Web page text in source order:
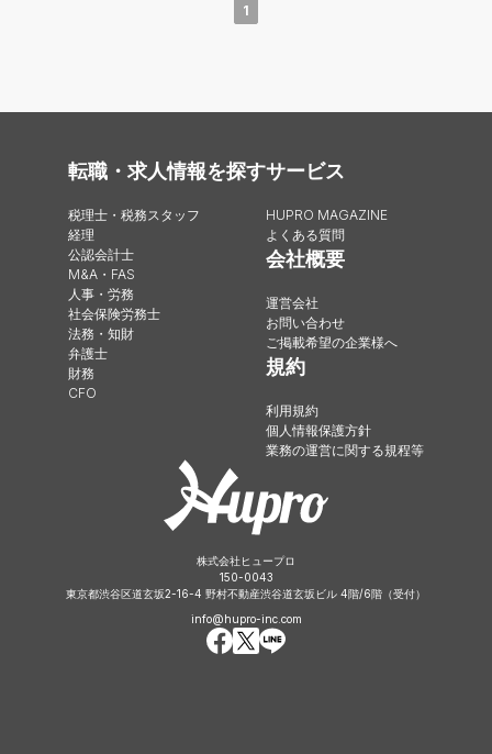
1
転職・求人情報を探す
税理士・税務スタッフ
経理
公認会計士
M&A・FAS
人事・労務
社会保険労務士
法務・知財
弁護士
財務
CFO
サービス
HUPRO MAGAZINE
よくある質問
会社概要
運営会社
お問い合わせ
ご掲載希望の企業様へ
規約
利用規約
個人情報保護方針
業務の運営に関する規程等
株式会社ヒュープロ
150-0043
東京都渋谷区道玄坂2-16-4 野村不動産渋谷道玄坂ビル 4階/6階（受付）
info@hupro-inc.com